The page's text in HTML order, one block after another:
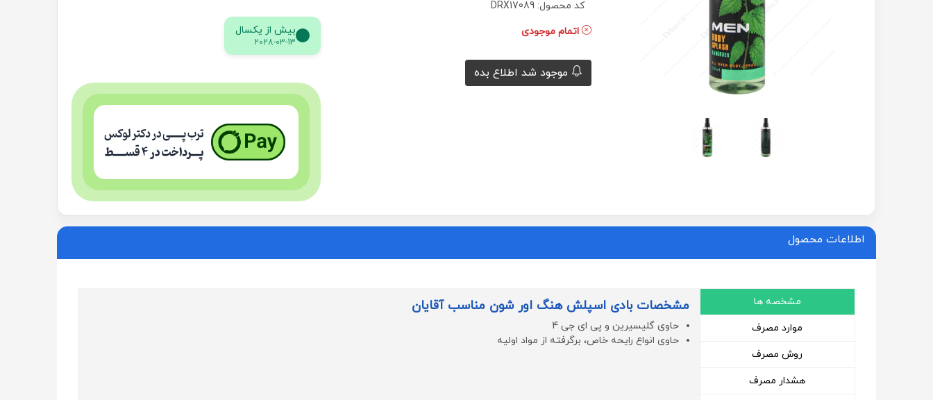
کد محصول: DRX17089
اتمام موجودی
موجود شد اطلاع بده
بیش از یکسال
2028-03-13
اطلاعات محصول
مشخصه ها
موارد مصرف
روش مصرف
هشدار مصرف
مشخصات بادی اسپلش هنگ اور شون مناسب آقایان
حاوی گلیسیرین و پی ای جی 4
حاوی انواع رایحه خاص، برگرفته از مواد اولیه